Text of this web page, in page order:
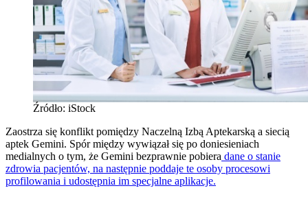
Źródło: iStock
Zaostrza się konflikt pomiędzy Naczelną Izbą Aptekarską a siecią
aptek Gemini. Spór między wywiązał się po doniesieniach
medialnych o tym, że Gemini bezprawnie pobiera dane o stanie
zdrowia pacjentów, na następnie poddaje te osoby procesowi
profilowania i udostępnia im specjalne aplikacje.